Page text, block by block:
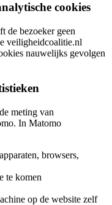
cookies
de bezoeker geen
veiligheidcoalitie.nl
nauwelijks gevolgen
meting van
In Matomo
browsers,
te komen
op de website zelf